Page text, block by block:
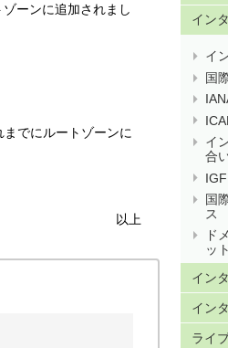
ーンに追加されまし
でにルートゾーンに
以上
イン
イ
国
イ
合
IGF
国
ス
ド
ッ
イン
イン
ライ